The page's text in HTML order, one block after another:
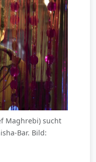
Maghrebi) sucht
Bar. Bild: